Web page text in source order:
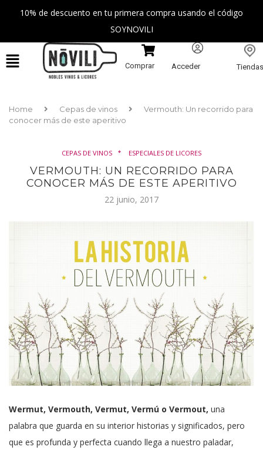
10% de descuento en tu primera compra usando el código
SOYNOVILI
Comprar Acceder Tiendas
Home Cepas de vinos
Vermouth: Un recorrido para
conocer más de este aperitivo
CEPAS DE VINOS ESPECIALES DE LICORES
VERMOUTH: UN RECORRIDO PARA
CONOCER MÁS DE ESTE APERITIVO
22 junio, 2017
Wermut, Vermouth, Vermut, Vermú o Vermout, una
palabra que guarda en su interior historias y significados, pero
que es profunda y perfecta cuando llega a nuestro paladar,